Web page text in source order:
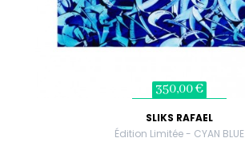
350,00 €
SLIKS RAFAEL
Édition Limitée - CYAN BLUE